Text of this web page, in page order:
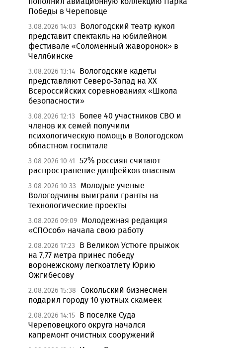
Победы в Череповце
3.08.2026 14:03
Вологодский театр кукол
представит спектакль на юбилейном
фестивале «Соломенный жаворонок» в
Челябинске
3.08.2026 13:14 Вологодские кадеты
представляют Северо-Запад на XX
Всероссийских соревнованиях «Школа
безопасности»
3.08.2026 12:13
Более 40 участников СВО и
членов их семей получили
психологическую помощь в Вологодском
областном госпитале
3.08.2026 10:41 52% россиян считают
распространение дипфейков опасным
3.08.2026 10:33
Молодые ученые
Вологодчины выиграли гранты на
технологические проекты
3.08.2026 09:09 Молодежная редакция
«СПОсоб» начала свою работу
2.08.2026 17:23
В Великом Устюге прыжок
на 7,77 метра принес победу
воронежскому легкоатлету Юрию
Ожгибесову
2.08.2026 15:38 Сокольский бизнесмен
подарил городу 10 уютных скамеек
2.08.2026 14:15 В поселке Суда
Череповецкого округа начался
капремонт очистных сооружений